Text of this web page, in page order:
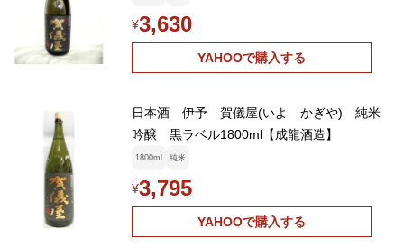
¥3,630
YAHOOで購入する
日本酒 伊予 賀儀屋(いよ かぎや) 純米
吟醸 黒ラベル1800ml【成龍酒造】
1800ml 純米
¥3,795
YAHOOで購入する